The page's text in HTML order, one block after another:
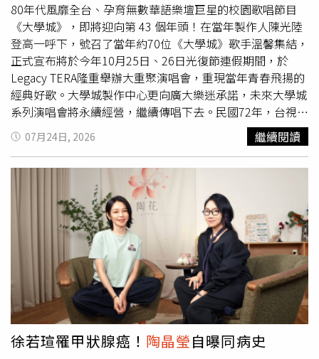
80年代風靡全台、孕育無數華語樂壇巨星的校園歌唱節目
《大學城》，即將迎向第 43 個年頭！在當年製作人陳光陸
登高一呼下，號召了當年約70位《大學城》歌手溫馨集結，
正式宣布將於今年10月25日、26日光復節連假期間，於
Legacy TERA隆重舉辦大重聚演唱會，重現當年青春飛揚的
經典好歌。大學城製作中心更向廣大樂迷承諾，未來大學城
系列演唱會將永續經營，繼續傳唱下去。民國72年，台視總
經理石永貴邀請當時仍是學生的製作人陳光陸，籌製國內首
個以大專生為主的節目《大學城》。其中的歌唱對抗單元掀
起校園民歌熱潮，隔年推動的《大學城全國大專創作歌謠大
賽》更連辦十年，挖掘出張清芳、張雨生、黃國倫、林隆
璇、
陶晶瑩、林志炫、邰正宵、楊培安等華語樂壇中流砥
柱。節目中如〈第一支舞〉、〈神采飛揚〉、〈飛揚的青
春〉等膾炙人口的金曲，至今仍是無數人的青春記憶。得知
演唱會消息後，多位旅居海外的歌手早早預訂機票準備返
台。而活躍於歌壇的知名歌手丁曉雯、凃佩岑、林隆璇、范
怡文、謝宇威、楊培安、何方等人也將齊聚一堂。其中，楊
培安特別提及當年他在第六屆比賽中演唱〈就是我〉，獲得
當時客串主持的張雨生賞識與提攜，對其音樂之路影響深
遠，本次演唱會他也將獻唱〈大海〉向張雨生致敬。而當年
以〈三分之一的時間〉奪下第三屆最佳作曲獎的林隆璇，也
07月24日, 2026 繼續閱讀
徐若瑄罹甲狀腺癌！ 陶晶瑩自曝同病史